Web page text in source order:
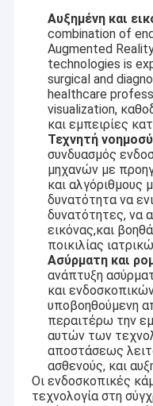
Αυξημένη και
combination of
Augmented
technologies is
surgical and
healthcare
visualization,
και εμπειρίες
Τεχνητή
συνδυασμός
μηχανών με
και αλγόριθμους
δυνατότητα να
δυνατότητες, να
εικόνας,και
ποικιλίας
Ασύρματη και
ανάπτυξη
και
υποβοηθούμενη
περαιτέρω την
αυτών των
αποστάσεως
ασθενούς, και
Οι ενδοσκοπικές
τεχνολογία στη